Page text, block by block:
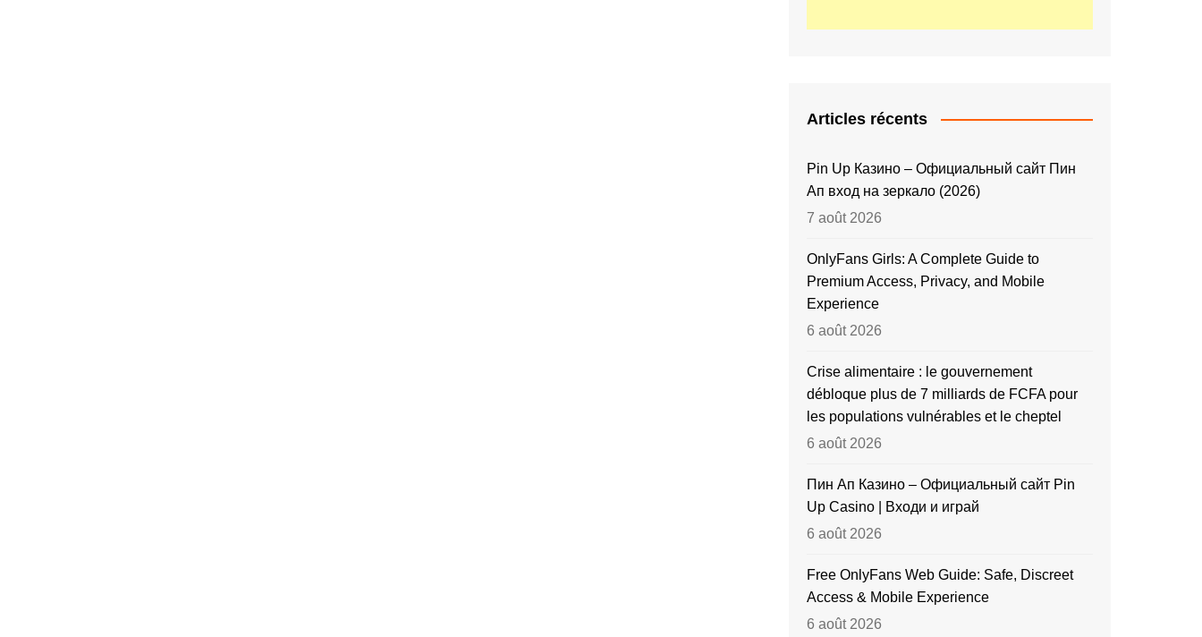
Articles récents
Pin Up Казино – Официальный сайт Пин
Ап вход на зеркало (2026)
7 août 2026
OnlyFans Girls: A Complete Guide to
Premium Access, Privacy, and Mobile
Experience
6 août 2026
Crise alimentaire : le gouvernement
débloque plus de 7 milliards de FCFA pour
les populations vulnérables et le cheptel
6 août 2026
Пин Ап Казино – Официальный сайт Pin
Up Casino | Входи и играй
6 août 2026
Free OnlyFans Web Guide: Safe, Discreet
Access & Mobile Experience
6 août 2026